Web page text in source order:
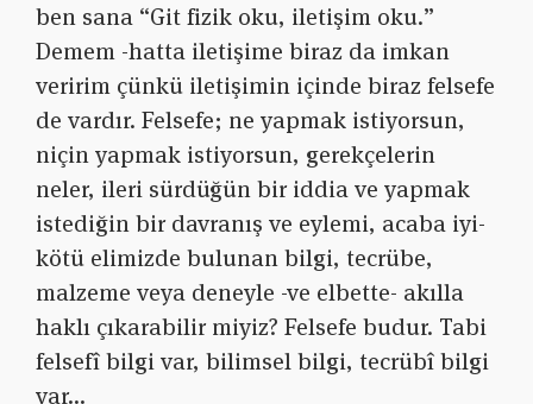
ben sana “Git fizik oku, iletişim oku.”
Demem -hatta iletişime biraz da imkan
veririm çünkü iletişimin içinde biraz felsefe
de vardır. Felsefe; ne yapmak istiyorsun,
niçin yapmak istiyorsun, gerekçelerin
neler, ileri sürdüğün bir iddia ve yapmak
istediğin bir davranış ve eylemi, acaba iyi-
kötü elimizde bulunan bilgi, tecrübe,
malzeme veya deneyle -ve elbette- akılla
haklı çıkarabilir miyiz? Felsefe budur. Tabi
felsefî bilgi var, bilimsel bilgi, tecrübî bilgi
var…